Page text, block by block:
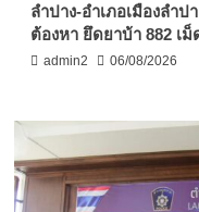
ลำปาง-อำเภอเมืองลำป
ต้องหา ยึดยาบ้า 882 เม็
admin2 06/08/2026